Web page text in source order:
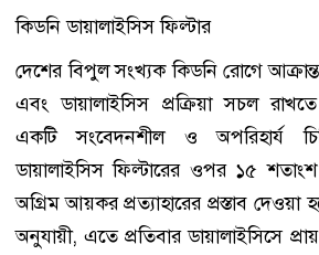
কিডনি ডায়ালাইসিস ফিল্টার
দেশের বিপুল সংখ্যক কিডনি রোগে
এবং ডায়ালাইসিস প্রক্রিয়া সচল
একটি সংবেদনশীল ও অপরিহার্য
ডায়ালাইসিস ফিল্টারের ওপর ১৫
অগ্রিম আয়কর প্রত্যাহারের প্রস্তাব দেওয়া
অনুযায়ী, এতে প্রতিবার ডায়ালাইসিসে